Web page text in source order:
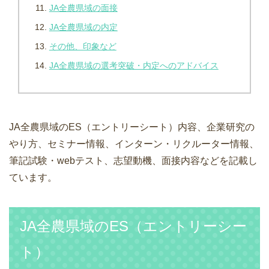
JA全農県域の面接
JA全農県域の内定
その他、印象など
JA全農県域の選考突破・内定へのアドバイス
JA全農県域のES（エントリーシート）内容、企業研究の
やり方、セミナー情報、インターン・リクルーター情報、
筆記試験・webテスト、志望動機、面接内容などを記載し
ています。
JA全農県域のES（エントリーシー
ト）